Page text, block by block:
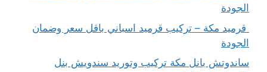
الجودة
قرميد مكة – تركيب قرميد اسباني باقل سعر وضمان
الجودة
ساندوتش بانل مكة تركيب وتوريد سندويش بنل